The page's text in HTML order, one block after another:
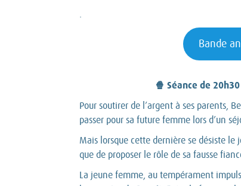
Bande
🍿 Séance de
Pour soutirer de l’argent à ses parents,
passer pour sa future femme lors d’un
Mais lorsque cette dernière se désiste le
que de proposer le rôle de sa fausse
La jeune femme, au tempérament